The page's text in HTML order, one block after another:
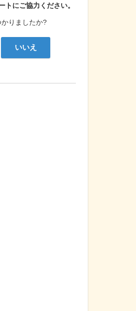
トにご協力ください。
りましたか?
いいえ